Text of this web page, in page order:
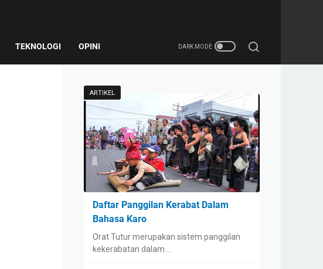
TEKNOLOGI OPINI
ARTIKEL
Daftar Panggilan Kerabat Dalam
Bahasa Karo
Orat Tutur merupakan sistem panggilan
kekerabatan dalam …